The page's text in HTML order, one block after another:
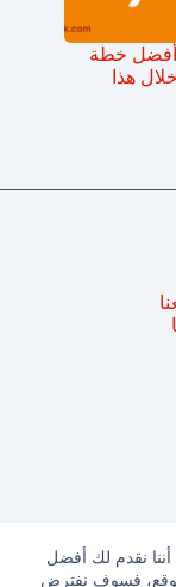
نقدم لك أفضل
فسوف نفترض
خطة
هذا